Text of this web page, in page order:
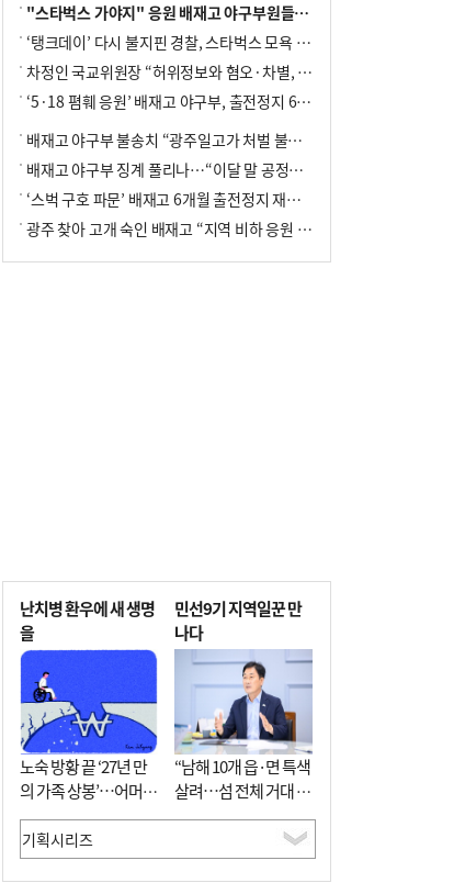
"스타벅스 가야지" 응원 배재고 야구부원들, 학교서 징계 처분
‘탱크데이’ 다시 불지핀 경찰, 스타벅스 모욕 혐의 압수수색
차정인 국교위원장 “허위정보와 혐오·차별, 학교 교실까지 유입"
‘5·18 폄훼 응원’ 배재고 야구부, 출전정지 6개월→1개월 감경
배재고 야구부 불송치 “광주일고가 처벌 불원 의사 표해”
배재고 야구부 징계 풀리나…“이달 말 공정위서 재심의”
‘스벅 구호 파문’ 배재고 6개월 출전정지 재심 신청키로
광주 찾아 고개 숙인 배재고 “지역 비하 응원 잘못”(종합)
난치병 환우에 새 생명
을
노숙 방황 끝 ‘27년 만
의 가족 상봉’…어머니
와 행복 꿈꿔
민선9기 지역일꾼 만
나다
“남해 10개 읍·면 특색
살려…섬 전체 거대 정
원으로 조성”